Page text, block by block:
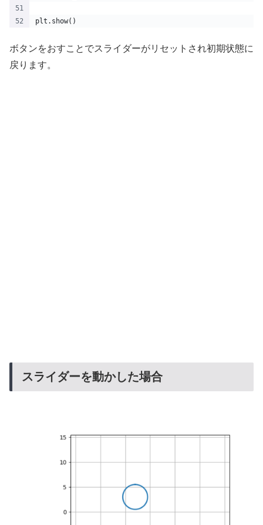
plt.show()
ボタンをおすことでスライダーがリセットされ初期状態に
戻ります。
スライダーを動かした場合